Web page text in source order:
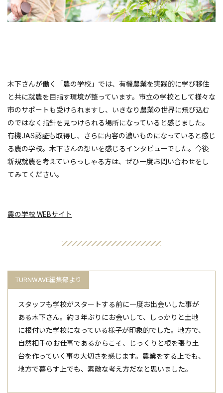
木下さんが働く「農の学校」では、有機農業を実践的に学び移住
と共に就農を目指す環境が整っています。市立の学校として様々な
市のサポートも受けられますし、いきなり農業の世界に飛び込む
のではなく指針を見つけられる場所になっていると感じました。
有機JAS認証も取得し、さらに内容の濃いものになっていると感じ
る農の学校。木下さんの想いを感じるインタビューでした。今後
新規就農を考えていらっしゃる方は、ぜひ一度お問い合わせをし
てみてください。
農の学校 WEBサイト
スタッフも学校がスタートする前に一度お出会いした事が
ある木下さん。約３年ぶりにお会いして、しっかりと土地
に根付いた学校になっている様子が印象的でした。地方で、
自然相手のお仕事であるからこそ、じっくりと根を張り土
台を作っていく事の大切さを感じます。農業をする上でも、
地方で暮らす上でも、素敵な考え方だなと思いました。